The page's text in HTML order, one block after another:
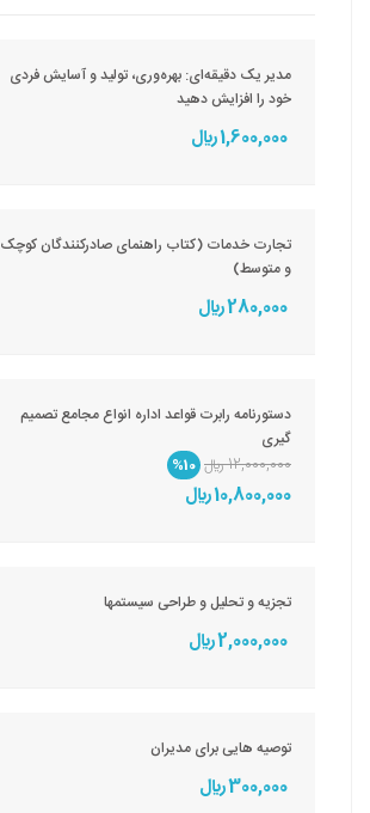
مدیر یک دقیقه‌ای: بهره‌وری، تولید و آسایش فردی
خود را افزایش دهید
1,600,000 ريال
تجارت خدمات (کتاب راهنمای صادرکنندگان کوچک
و متوسط)
280,000 ريال
دستورنامه رابرت قواعد اداره انواع مجامع تصمیم
گیری
12,000,000 ريال
%10
10,800,000 ريال
تجزیه و تحلیل و طراحی سیستمها
2,000,000 ريال
توصیه هایی برای مدیران
300,000 ريال